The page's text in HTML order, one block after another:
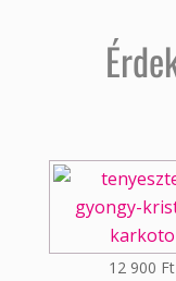
12 900 Ft